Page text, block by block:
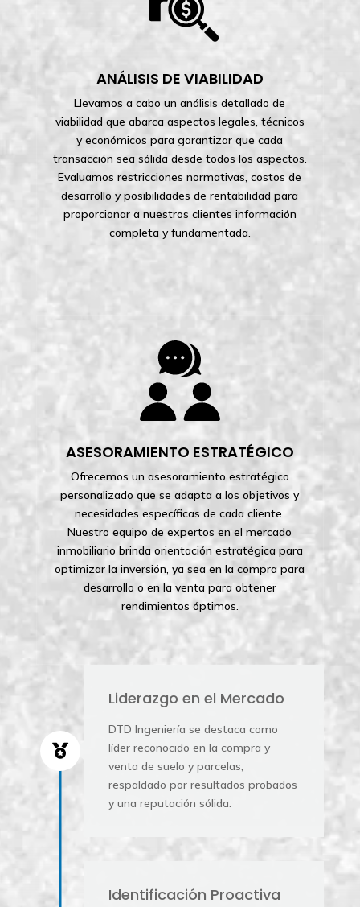
ANÁLISIS DE VIABILIDAD
Llevamos a cabo un análisis detallado de
viabilidad que abarca aspectos legales, técnicos
y económicos para garantizar que cada
transacción sea sólida desde todos los aspectos.
Evaluamos restricciones normativas, costos de
desarrollo y posibilidades de rentabilidad para
proporcionar a nuestros clientes información
completa y fundamentada.
ASESORAMIENTO ESTRATÉGICO
Ofrecemos un asesoramiento estratégico
personalizado que se adapta a los objetivos y
necesidades específicas de cada cliente.
Nuestro equipo de expertos en el mercado
inmobiliario brinda orientación estratégica para
optimizar la inversión, ya sea en la compra para
desarrollo o en la venta para obtener
rendimientos óptimos.

Liderazgo en el Mercado
DTD Ingeniería se destaca como
líder reconocido en la compra y
venta de suelo y parcelas,
respaldado por resultados probados
y una reputación sólida.
Identificación Proactiva